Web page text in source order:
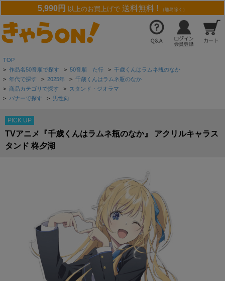
5,990円 以上のお買上げで 送料無料 ! （離島除く）
TOP
> 作品名50音順で探す > 50音順 た行 > 千歳くんはラムネ瓶のなか
> 年代で探す > 2025年 > 千歳くんはラムネ瓶のなか
> 商品カテゴリで探す > スタンド・ジオラマ
> バナーで探す > 男性向
PICK UP
TVアニメ『千歳くんはラムネ瓶のなか』 アクリルキャラス
タンド 柊夕湖